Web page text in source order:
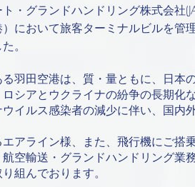
・グランドハンドリング株式会社
において旅客ターミナルビルを管
。
羽田空港は、質・量ともに、日本
シアとウクライナの紛争の長期化
イルス感染者の減少に伴い、国内
アライン様、また、飛行機にご搭
空輸送・グランドハンドリング
組んでおります。